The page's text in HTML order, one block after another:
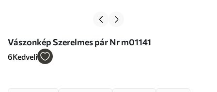
Vászonkép Szerelmes pár Nr m01141
6Kedveli